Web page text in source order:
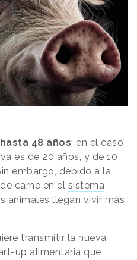
48 años; en el caso
es de 20 años, y de 10
embargo, debido a la
carne en el sistema
animales llegan vivir más
transmitir la nueva
up alimentaria que